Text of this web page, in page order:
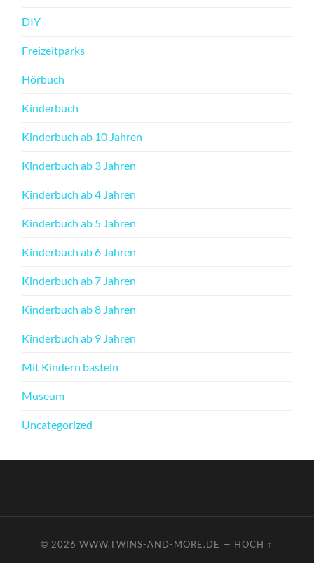
DIY
Freizeitparks
Hörbuch
Kinderbuch
Kinderbuch ab 10 Jahren
Kinderbuch ab 3 Jahren
Kinderbuch ab 4 Jahren
Kinderbuch ab 5 Jahren
Kinderbuch ab 6 Jahren
Kinderbuch ab 7 Jahren
Kinderbuch ab 8 Jahren
Kinderbuch ab 9 Jahren
Mit Kindern basteln
Museum
Uncategorized
© 2026WWW.TWINS-AND-MORE.DE — HOCH ↑